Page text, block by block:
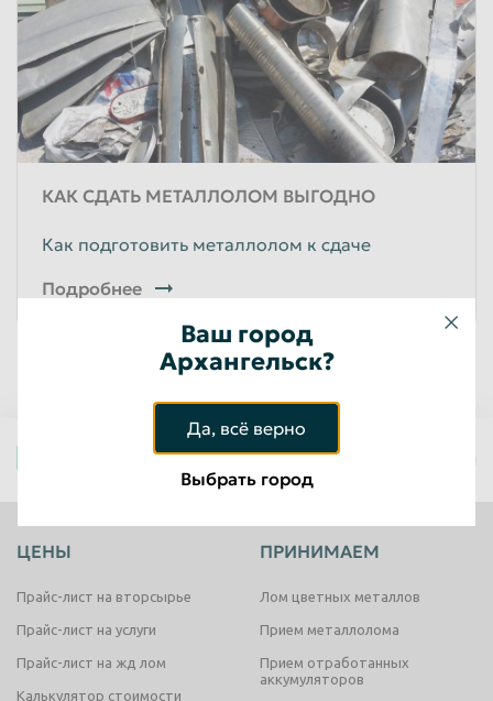
Пенза Пермь
Петрозаводск Петропавловск-Камчатский
Подольск Прокопьевск
Псков Ростов-на-Дону
Саратов Севастополь
Симферополь
Сочи
Сургут
Сыктывкар
Таганрог Тамбов
Томск Тула
Уссурийск
КАК СДАТЬ МЕТАЛЛОЛОМ ВЫГОДНО
Как подготовить металлолом к сдаче
Подробнее
Архангельск
ЦЕНЫ
Прайс-лист на вторсырье
Прайс-лист на услуги
Прайс-лист на жд лом
Калькулятор стоимости
ПРИНИМАЕМ
Лом цветных металлов
Прием металлолома
Прием отработанных
аккумуляторов
Ваш город
Архангельск?
Да, всё верно
Выбрать город